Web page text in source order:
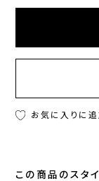
お気に入りに追
この商品のスタ